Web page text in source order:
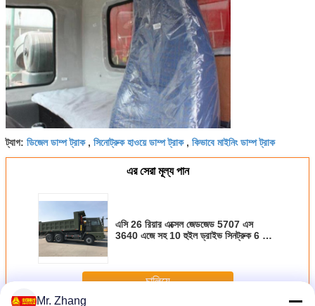
ট্যাগ: ডিজেল ডাম্প ট্রাক, সিনোট্রুক হাওয়ে ডাম্প ট্রাক, কিভাবে মাইনিং ডাম্প ট্রাক
এর সেরা মূল্য পান
এসি 26 রিয়ার এক্সেল জেডজেড 5707 এস
3640 এজে সহ 10 হুইল ড্রাইভ সিনট্রুক 6 এক্স
চালিয়ে
Mr. Zhang